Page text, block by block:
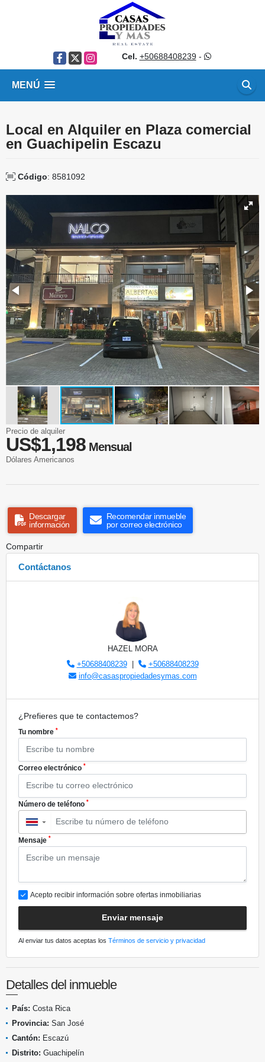
Facebook
X Instagram Cel. +50688408239-
MENÚ
Local en Alquiler en Plaza comercial
en Guachipelin Escazu
Código: 8581092
Precio de alquiler
US$1,198 Mensual
Dólares Americanos
Descargar
información
Recomendar inmueble
por correo electrónico
Compartir
Contáctanos
HAZEL MORA
+50688408239|
+50688408239
info@casaspropiedadesymas.com
¿Prefieres que te contactemos?
Tu nombre *
Correo electrónico *
Número de teléfono *
▼
Mensaje *
Acepto recibir información sobre ofertas inmobiliarias
Enviar mensaje
Al enviar tus datos aceptas los Términos de servicio y privacidad
Detalles del inmueble
País: Costa Rica
Provincia: San José
Cantón: Escazú
Distrito: Guachipelín